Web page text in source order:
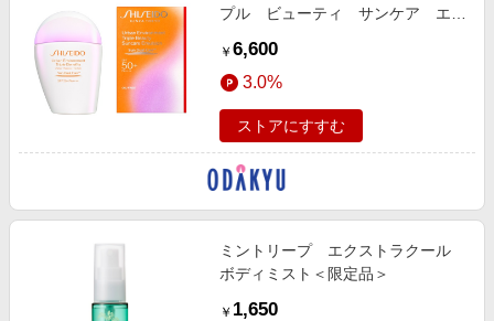
プル ビューティ サンケア エマ
￥ 6,600
3.0%
ストアにすすむ
ミントリープ エクストラクール
ボディミスト＜限定品＞
￥ 1,650